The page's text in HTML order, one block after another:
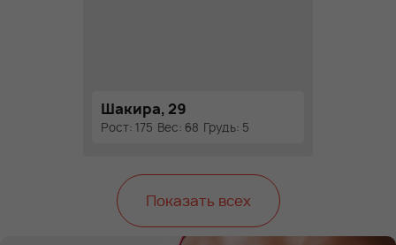
Шакира, 29
Рост: 175 Вес: 68 Грудь: 5
Показать всех